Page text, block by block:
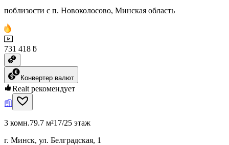
поблизости с п. Новоколосово, Минская область
731 418 ƃ
Конвертер валют
Realt рекомендует
3 комн.79.7 м²17/25 этаж
г. Минск, ул. Белградская, 1